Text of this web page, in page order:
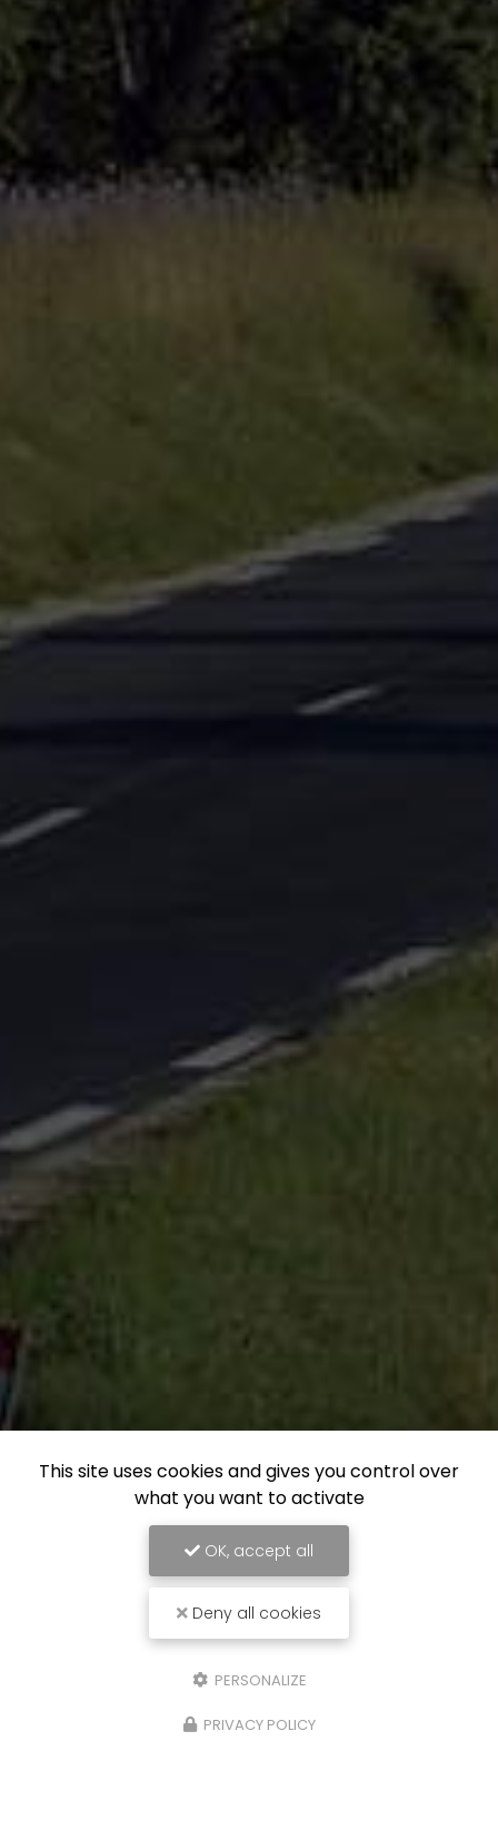
This site uses cookies and gives you control over
what you want to activate
OK, accept all
Deny all cookies
PERSONALIZE
PRIVACY POLICY